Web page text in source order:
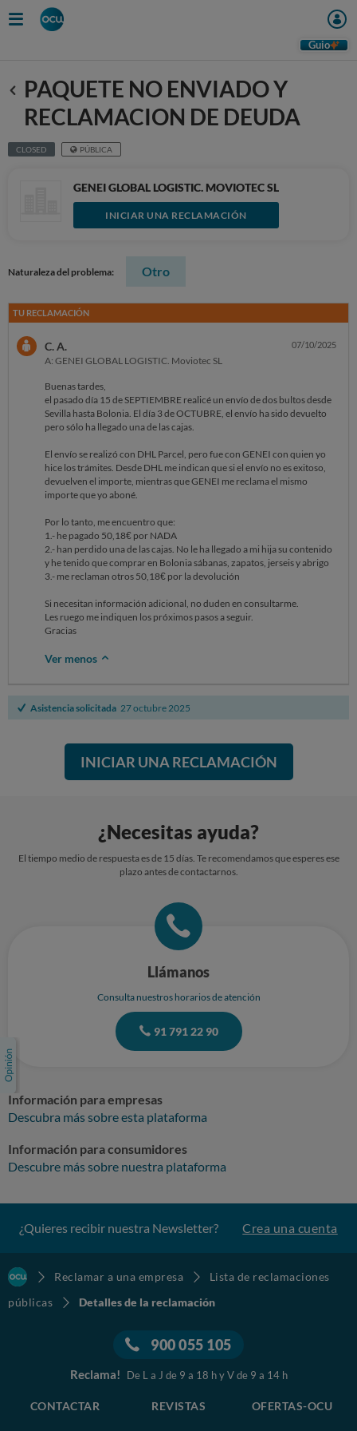
Guio
Anterior
PAQUETE NO ENVIADO Y
RECLAMACION DE DEUDA
CLOSED PÚBLICA
GENEI GLOBAL LOGISTIC. MOVIOTEC SL
INICIAR UNA RECLAMACIÓN
Naturaleza del problema: Otro
TU RECLAMACIÓN
C. A.
A: GENEI GLOBAL LOGISTIC. Moviotec SL
07/10/2025
Buenas tardes,
el pasado día 15 de SEPTIEMBRE realicé un envío de dos bultos desde
Sevilla hasta Bolonia. El día 3 de OCTUBRE, el envío ha sido devuelto
pero sólo ha llegado una de las cajas.
El envío se realizó con DHL Parcel, pero fue con GENEI con quien yo
hice los trámites. Desde DHL me indican que si el envío no es exitoso,
devuelven el importe, mientras que GENEI me reclama el mismo
importe que yo aboné.
Por lo tanto, me encuentro que:
1.- he pagado 50,18€ por NADA
2.- han perdido una de las cajas. No le ha llegado a mi hija su contenido
y he tenido que comprar en Bolonia sábanas, zapatos, jerseis y abrigo
3.- me reclaman otros 50,18€ por la devolución
Si necesitan información adicional, no duden en consultarme.
Les ruego me indiquen los próximos pasos a seguir.
Gracias
Ver menos
Asistencia solicitada 27 octubre 2025
INICIAR UNA RECLAMACIÓN
¿Necesitas ayuda?
El tiempo medio de respuesta es de 15 días. Te recomendamos que esperes ese
plazo antes de contactarnos.
Llámanos
Consulta nuestros horarios de atención
91 791 22 90
Información para empresas
Descubra más sobre esta plataforma
Información para consumidores
Descubre más sobre nuestra plataforma
¿Quieres recibir nuestra Newsletter? Crea una cuenta
Reclamar a una empresa
Lista de reclamaciones
públicas
Detalles de la reclamación
900 055 105
Reclama! De L a J de 9 a 18 h y V de 9 a 14 h
CONTACTAR REVISTAS OFERTAS-OCU